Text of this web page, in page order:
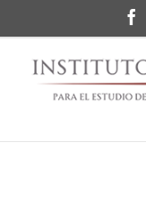
al
contenido